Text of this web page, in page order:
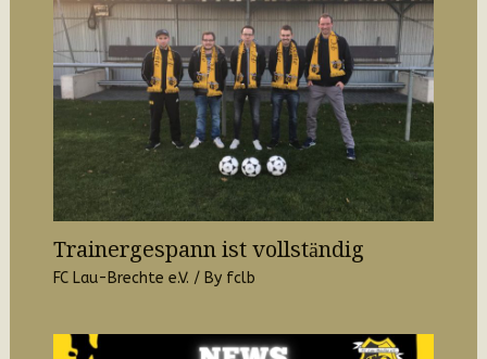
Trainergespann ist vollständig
FC Lau-Brechte e.V. / By fclb